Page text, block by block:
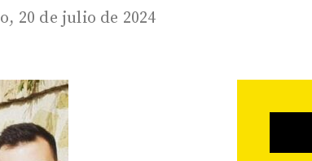
20 de julio de 2024